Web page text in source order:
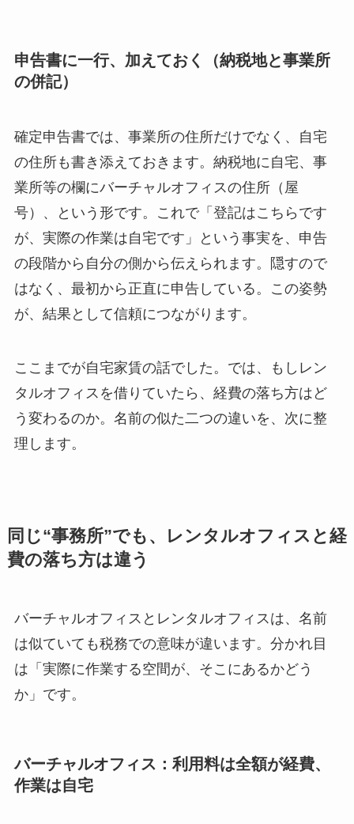
申告書に一行、加えておく（納税地と事業所
の併記）
確定申告書では、事業所の住所だけでなく、自宅
の住所も書き添えておきます。納税地に自宅、事
業所等の欄にバーチャルオフィスの住所（屋
号）、という形です。これで「登記はこちらです
が、実際の作業は自宅です」という事実を、申告
の段階から自分の側から伝えられます。隠すので
はなく、最初から正直に申告している。この姿勢
が、結果として信頼につながります。
ここまでが自宅家賃の話でした。では、もしレン
タルオフィスを借りていたら、経費の落ち方はど
う変わるのか。名前の似た二つの違いを、次に整
理します。
同じ“事務所”でも、レンタルオフィスと経
費の落ち方は違う
バーチャルオフィスとレンタルオフィスは、名前
は似ていても税務での意味が違います。分かれ目
は「実際に作業する空間が、そこにあるかどう
か」です。
バーチャルオフィス：利用料は全額が経費、
作業は自宅